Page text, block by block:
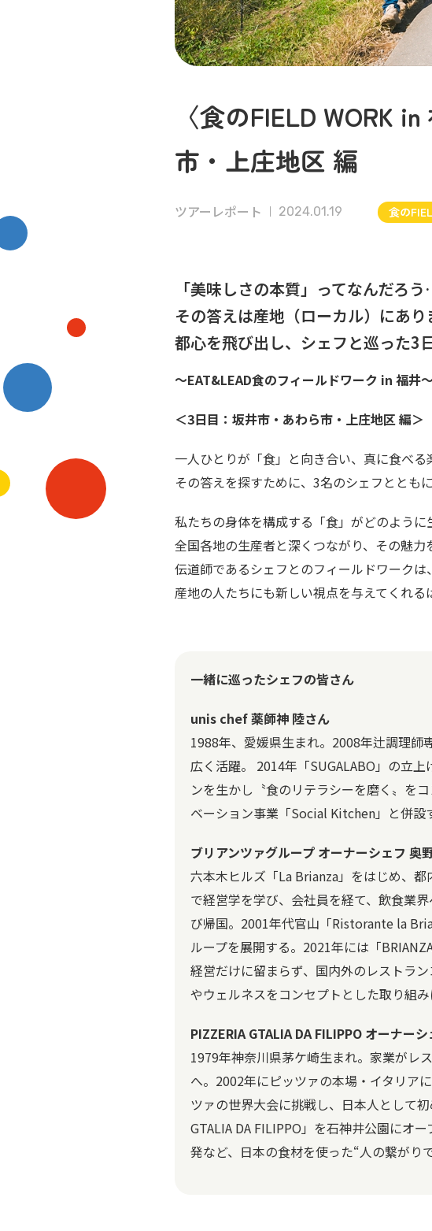
〈食のFIELD WORK
市・上庄地区 編
ツアーレポート 2024.01.19 食の
「美味しさの本質」ってなんだろ
その答えは産地（ローカル）にあり
都心を飛び出し、シェフと巡った3日
〜EAT&LEAD食のフィールドワーク in 福井
＜3日目：坂井市・あわら市・上庄地区 編＞
一人ひとりが「食」と向き合い、真に食べ
その答えを探すために、3名のシェフととも
私たちの身体を構成する「食」がどのように
全国各地の生産者と深くつながり、その魅力
伝道師であるシェフとのフィールドワークは
産地の人たちにも新しい視点を与えてくれる
一緒に巡ったシェフの皆さん
unis chef薬師神 陸さん
1988年、愛媛県生まれ。2008年辻調理
広く活躍。 2014年「SUGALABO」の立
ンを生かし〝食のリテラシーを磨く〟を
ベーション事業「Social Kitchen」と併設
ブリアンツァグループ オーナーシェフ 奥
六本木ヒルズ「La Brianza」をはじめ、
で経営学を学び、会社員を経て、飲食業
び帰国。2001年代官山「Ristorante la
ループを展開する。2021年には「
経営だけに留まらず、国内外のレストラ
やウェルネスをコンセプトとした取り組み
PIZZERIA GTALIA DA FILIPPO オーナー
1979年神奈川県茅ケ崎生まれ。家業がレ
へ。2002年にピッツァの本場・イタリア
ツァの世界大会に挑戦し、日本人として
GTALIA DA FILIPPO」を石神井公園にオ
発など、日本の食材を使った“人の繋がり